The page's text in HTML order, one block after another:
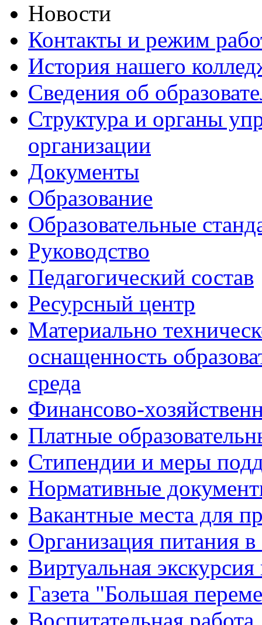
Новости
Контакты и режим
История нашего
Сведения об
Структура и органы
организации
Документы
Образование
Образовательные
Руководство
Педагогический состав
Ресурсный центр
Материально
оснащенность
среда
Финансово-
Платные
Стипендии и меры
Нормативные
Вакантные места для
Организация питания в
Виртуальная
Газета "Большая